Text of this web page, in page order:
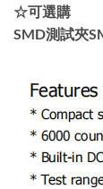
☆可選購
SMD測試夾